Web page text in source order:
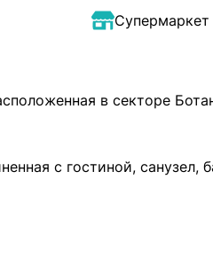
Супермаркет
в секторе
с гостиной, санузел,